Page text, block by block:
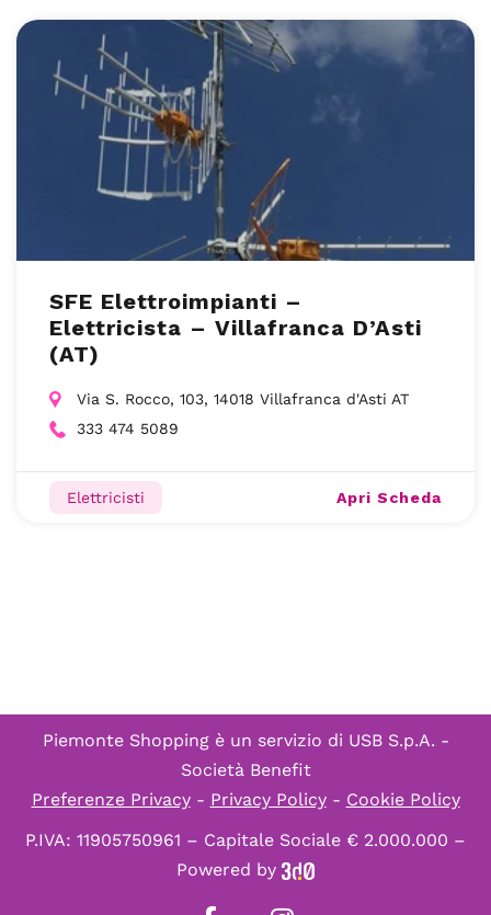
SFE Elettroimpianti –
Elettricista – Villafranca D’Asti
(AT)
Via S. Rocco, 103, 14018 Villafranca d'Asti AT
333 474 5089
Elettricisti Apri Scheda
Piemonte Shopping è un servizio di USB S.p.A. -
Società Benefit
Preferenze Privacy- Privacy Policy- Cookie Policy
P.IVA: 11905750961 – Capitale Sociale € 2.000.000 –
Powered by